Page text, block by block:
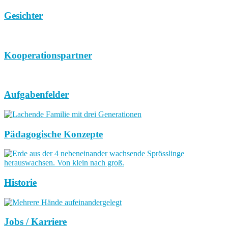
Gesichter
Kooperationspartner
Aufgabenfelder
Pädagogische Konzepte
Historie
Jobs / Karriere